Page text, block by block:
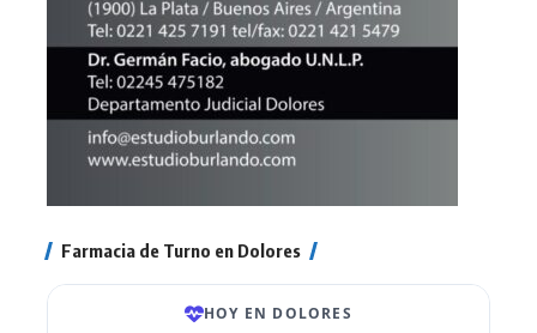
Farmacia de Turno en Dolores